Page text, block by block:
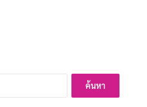
ค้นหา
สำหรับ: